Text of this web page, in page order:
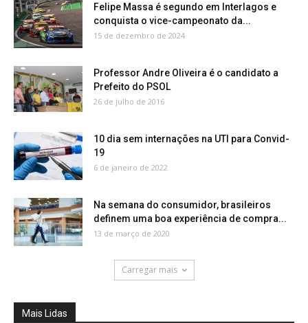
Felipe Massa é segundo em Interlagos e
conquista o vice-campeonato da...
15 de dezembro de 2024
Professor Andre Oliveira é o candidato a
Prefeito do PSOL
26 de julho de 2016
10 dia sem internações na UTI para Convid-
19
6 de janeiro de 2022
Na semana do consumidor, brasileiros
definem uma boa experiência de compra...
13 de março de 2020
Carregar mais
Mais Lidas